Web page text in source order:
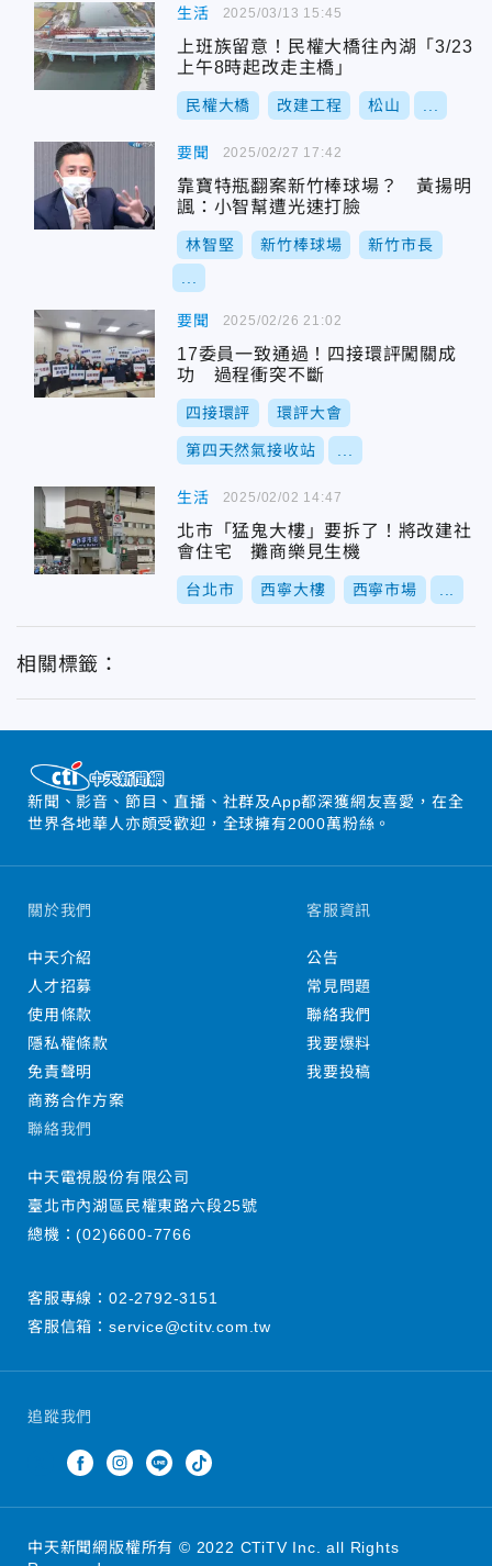
生活
上班族留意！民權大橋往內湖「3/23
上午8時起改走主橋」
民權大橋 改建工程 松山
2025/03/13 15:45
要聞
靠寶特瓶翻案新竹棒球場？ 黃揚明
諷：小智幫遭光速打臉
林智堅 新竹棒球場 新竹市長
2025/02/27 17:42
要聞
17委員一致通過！四接環評闖關成
功 過程衝突不斷
四接環評 環評大會
第四天然氣接收站
2025/02/26 21:02
生活
北市「猛鬼大樓」要拆了！將改建社
會住宅 攤商樂見生機
台北市 西寧大樓 西寧市場
2025/02/02 14:47
相關標籤：
新聞、影音、節目、直播、社群及App都深獲網友喜愛，在全
世界各地華人亦頗受歡迎，全球擁有2000萬粉絲。
追蹤我們
關於我們
中天介紹
人才招募
使用條款
隱私權條款
免責聲明
商務合作方案
客服資訊
公告
常見問題
聯絡我們
我要爆料
我要投稿
聯絡我們
中天電視股份有限公司
臺北市內湖區民權東路六段25號
總機：(02)6600-7766
客服專線： 02-2792-3151
客服信箱： service@ctitv.com.tw
中天新聞網版權所有 © 2022 CTiTV Inc. all Rights